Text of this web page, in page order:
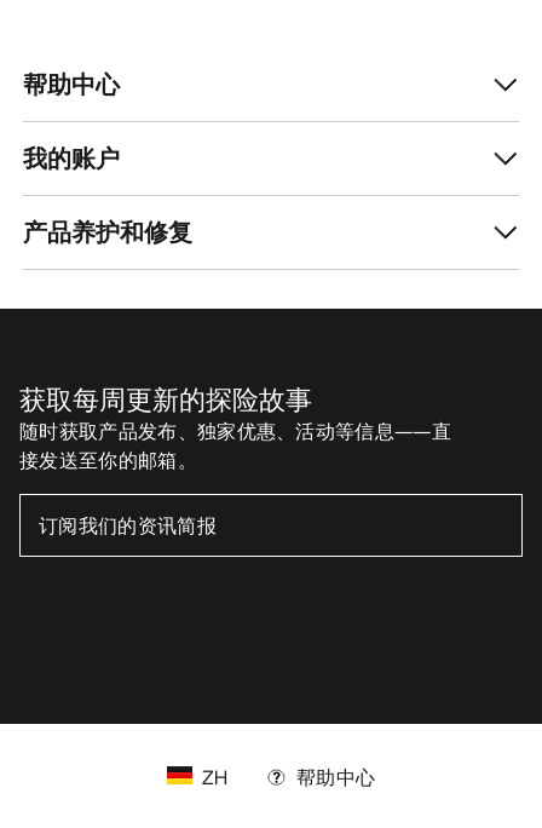
帮助中心
我的账户
产品养护和修复
获取每周更新的探险故事
随时获取产品发布、独家优惠、活动等信息——直
接发送至你的邮箱。
ZH 帮助中心